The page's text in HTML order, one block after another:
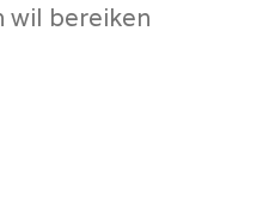
wil bereiken